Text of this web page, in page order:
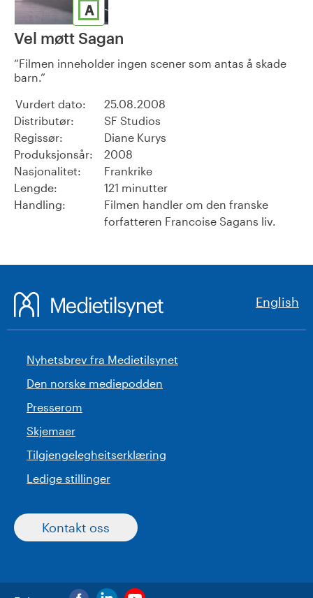
A
Vel møtt Sagan
Filmen inneholder ingen scener som antas å skade
barn.
Vurdert dato:
25.08.2008
Distributør:
SF Studios
Regissør:
Diane Kurys
Produksjonsår:
2008
Nasjonalitet:
Frankrike
Lengde:
121 minutter
Handling:
Filmen handler om den franske
forfatteren Francoise Sagans liv.
English
Nyhetsbrev fra Medietilsynet
Den norske mediepodden
Presserom
Skjemaer
Tilgjengelegheitserklæring
Ledige stillinger
Kontakt oss